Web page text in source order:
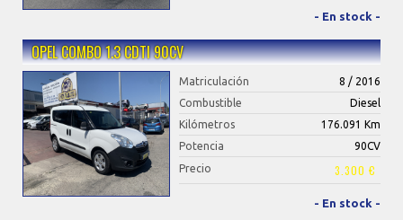
- En stock -
OPEL COMBO 1.3 CDTI 90CV
Matriculación
8 / 2016
Combustible
Diesel
Kilómetros
176.091 Km
Potencia
90CV
Precio
3.300 €
- En stock -